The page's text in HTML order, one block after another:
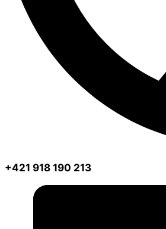
+421 918 190 213